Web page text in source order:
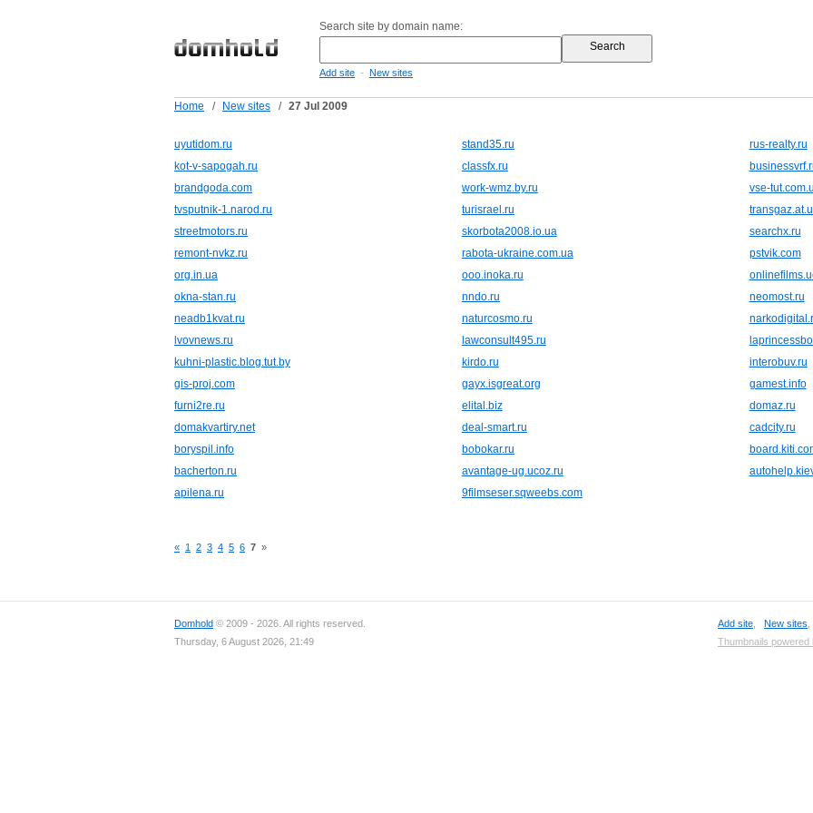
Search site by domain name:
Add site - New sites
Home / New sites / 27 Jul 2009
uyutidom.ru stand35.ru
rus-realty.ru
kot-v-sapogah.ru
classfx.ru
brandgoda.com
work-wmz.by.ru
vse-
tvsputnik-1.narod.ru
turisrael.ru
streetmotors.ru
skorbota2008.io.ua
searchx.ru
remont-nvkz.ru
rabota-ukraine.com.ua
pstvik.com
org.in.ua
ooo.inoka.ru
okna-stan.ru
nndo.ru
neomost.ru
neadb1kvat.ru
naturcosmo.ru
lvovnews.ru
lawconsult495.ru
kuhni-plastic.blog.tut.by
kirdo.ru
interobuv.ru
gis-proj.com
gayx.isgreat.org
gamest.info
furni2re.ru
elital.biz
domaz.ru
domakvartiry.net
deal-smart.ru
cadcity.ru
boryspil.info
bobokar.ru
bacherton.ru
avantage-ug.ucoz.ru
apilena.ru
9filmseser.sqweebs.com
« 1 2 3 4 5 6 7 »
Domhold © 2009 - 2026. All rights reserved.
Thursday, 6 August 2026, 21:49
Add site New sites
Thumbnails powered